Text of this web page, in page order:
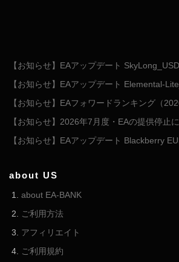
【お知らせ】EAアップデート
【お知らせ】EAアップデート Elemental-
【お知らせ】EAフォワードランキング（
【お知らせ】2026年7月度・EAの提供停止
【お知らせ】EAアップデート Blackberry
about US
about EA-BANK
ご利用方法
アフィリエイト
ご利用規約